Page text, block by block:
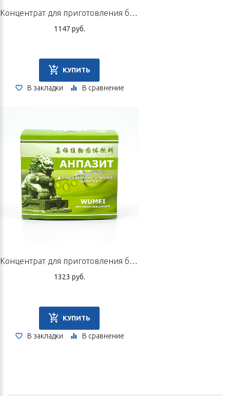
Концентрат для приготовления быстрорастворимого напитка «Гуань Цзе Кэли», 100 г
1147 руб.
КУПИТЬ
В закладки В сравнение
Концентрат для приготовления безалкогольного напитка «Анпазит», 10 пак. по 5 г
1323 руб.
КУПИТЬ
В закладки В сравнение